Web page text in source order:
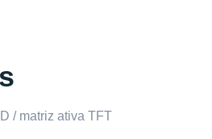
/ matriz ativa TFT